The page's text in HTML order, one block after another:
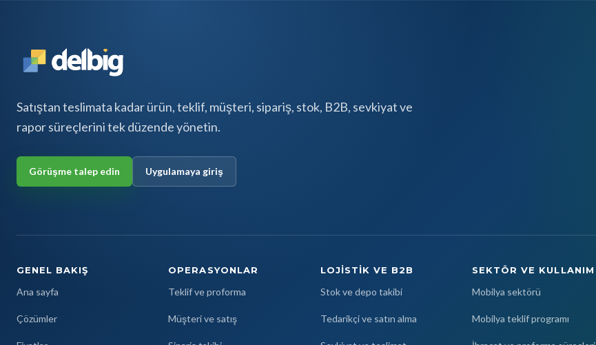
Satıştan teslimata kadar ürün, teklif, müşteri, sipariş, stok, B2B, sevkiyat ve
rapor süreçlerini tek düzende yönetin.
Görüşme talep edin Uygulamaya giriş
GENEL BAKIŞ
Ana sayfa
Çözümler
OPERASYONLAR
Teklif ve proforma
Müşteri ve satış
LOJISTIK VE B2B
Stok ve depo takibi
Tedarikçi ve satın alma
SEKTÖR VE KULLANIM
Mobilya sektörü
Mobilya teklif programı